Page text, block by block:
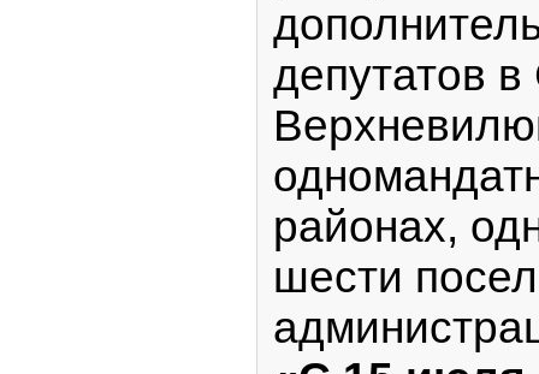
депутатов
районах,
шести